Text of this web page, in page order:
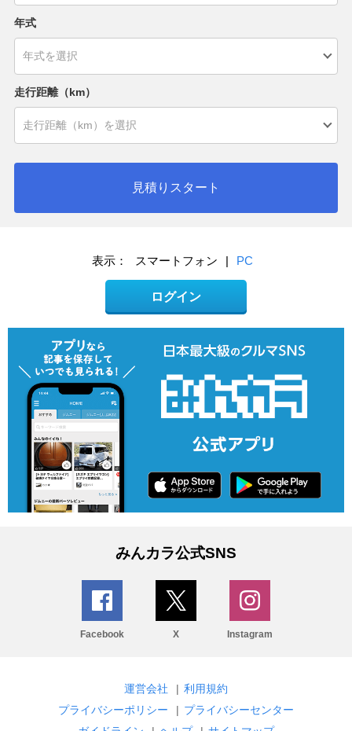
年式
走行距離（km）
見積りスタート
表示： スマートフォン | PC
ログイン
みんカラ公式SNS
Facebook X Instagram
運営会社 | 利用規約
プライバシーポリシー
| プライバシーセンター